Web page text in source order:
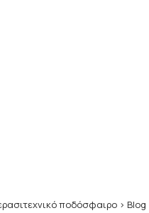
ποδόσφαιρο > Blog